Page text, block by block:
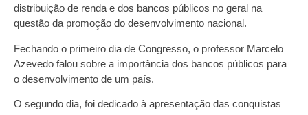
distribuição de renda e dos bancos públicos no geral na
questão da promoção do desenvolvimento nacional.
Fechando o primeiro dia de Congresso, o professor Marcelo
Azevedo falou sobre a importância dos bancos públicos para
o desenvolvimento de um país.
O segundo dia, foi dedicado à apresentação das conquistas